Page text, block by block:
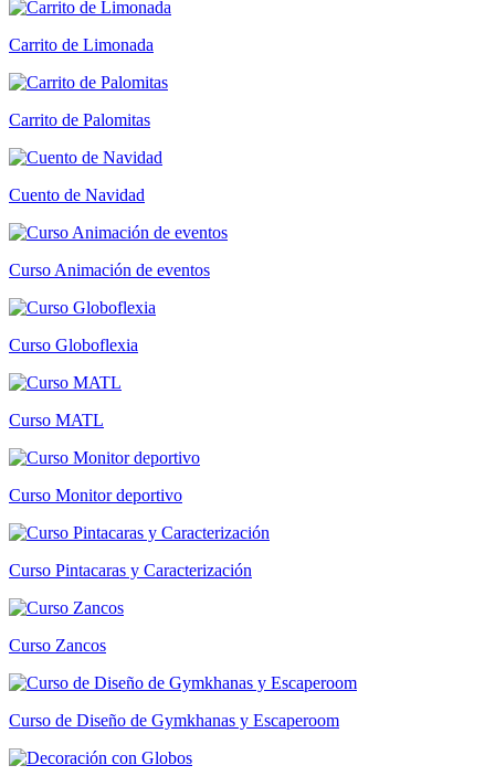
Carrito de Limonada
Carrito de Palomitas
Cuento de Navidad
Curso Animación de eventos
Curso Globoflexia
Curso MATL
Curso Monitor deportivo
Curso Pintacaras y Caracterización
Curso Zancos
Curso de Diseño de Gymkhanas y Escaperoom